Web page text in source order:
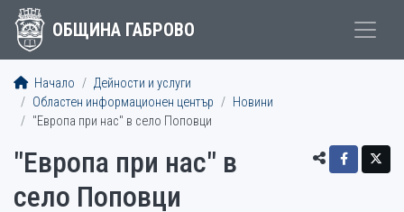
ОБЩИНА ГАБРОВО
Начало
Дейности и услуги
Областен информационен център
Новини
"Европа при нас" в село Поповци
"Европа при нас" в
село Поповци